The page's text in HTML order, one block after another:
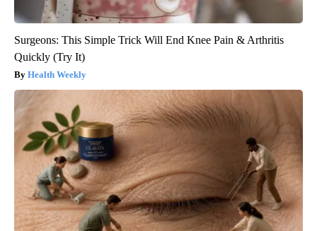
Surgeons: This Simple Trick Will End Knee Pain & Arthritis
Quickly (Try It)
Health Weekly